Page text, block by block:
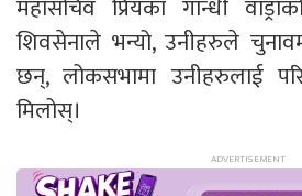
महासचिव प्रियंका गान्धी
शिवसेनाले भन्यो, उनीहरुले
छन्, लोकसभामा उनीहरुलाई
मिलोस्।